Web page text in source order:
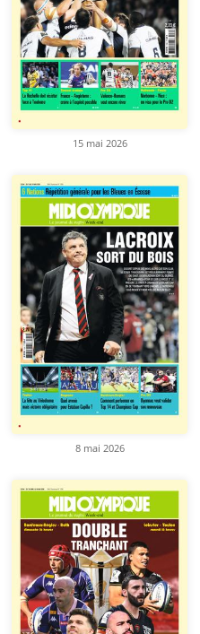
15 mai 2026
8 mai 2026